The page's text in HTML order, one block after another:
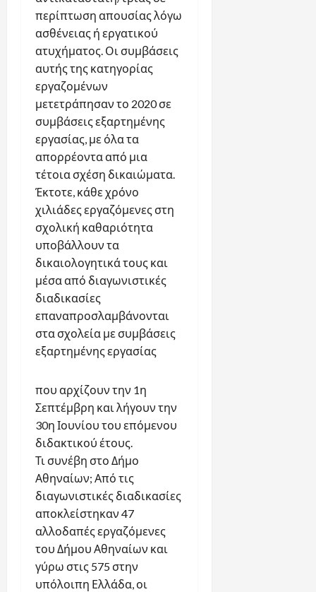
περίπτωση απουσίας λόγω
ασθένειας ή εργατικού
ατυχήματος. Οι συμβάσεις
αυτής της κατηγορίας
εργαζομένων
μετετράπησαν το 2020 σε
συμβάσεις εξαρτημένης
εργασίας, με όλα τα
απορρέοντα από μια
τέτοια σχέση δικαιώματα.
Έκτοτε, κάθε χρόνο
χιλιάδες εργαζόμενες στη
σχολική καθαριότητα
υποβάλλουν τα
δικαιολογητικά τους και
μέσα από διαγωνιστικές
διαδικασίες
επαναπροσλαμβάνονται
στα σχολεία με συμβάσεις
εξαρτημένης εργασίας
που αρχίζουν την 1η
Σεπτέμβρη και λήγουν την
30η Ιουνίου του επόμενου
διδακτικού έτους.
Τι συνέβη στο Δήμο
Αθηναίων; Από τις
διαγωνιστικές διαδικασίες
αποκλείστηκαν 47
αλλοδαπές εργαζόμενες
του Δήμου Αθηναίων και
γύρω στις 575 στην
υπόλοιπη Ελλάδα, οι